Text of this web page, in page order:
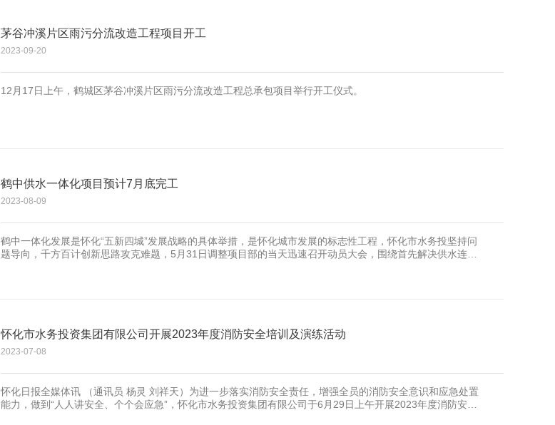
茅谷冲溪片区雨污分流改造工程项目开工
2023-09-20
12月17日上午，鹤城区茅谷冲溪片区雨污分流改造工程总承包项目举行开工仪式。
鹤中供水一体化项目预计7月底完工
2023-08-09
鹤中一体化发展是怀化“五新四城”发展战略的具体举措，是怀化城市发展的标志性工程，怀化市水务投坚持问
题导向，千方百计创新思路攻克难题，5月31日调整项目部的当天迅速召开动员大会，围绕首先解决供水连通
怀化市水务投资集团有限公司开展2023年度消防安全培训及演练活动
2023-07-08
怀化日报全媒体讯 （通讯员 杨灵 刘祥天）为进一步落实消防安全责任，增强全员的消防安全意识和应急处置
能力，做到“人人讲安全、个个会应急”，怀化市水务投资集团有限公司于6月29日上午开展2023年度消防安全